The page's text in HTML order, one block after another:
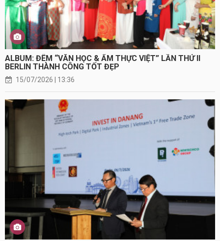
ALBUM: ĐÊM “VĂN HỌC & ẨM THỰC VIỆT” LẦN THỨ II
BERLIN THÀNH CÔNG TỐT ĐẸP
15/07/2026 | 13:36